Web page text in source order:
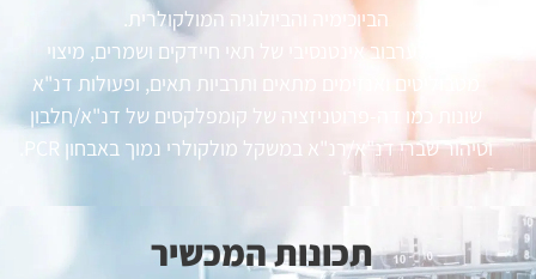
הביוכימיה והביולוגיה המולקולרית.
יעיל לערבוב אינטנסיבי של תאי חיידקים ושמרים, מיצוי
מטבוליטים ואנזימים מתאים ותרביות תאים, ופעולות דנ"א
שונות כמו דה-פרוטניזציה של קומפלקסים של דנ"א/חלבון
וטיהור שברי דנ"א/רנ"א במשקל מולקולרי נמוך באבחון PCR.
תכונות המכשיר